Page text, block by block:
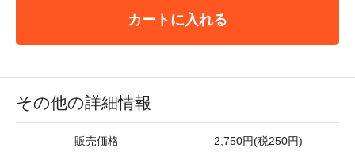
カートに入れる
その他の詳細情報
販売価格 2,750円(税250円)